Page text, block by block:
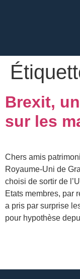
Brexit,
sur les
Chers amis
Royaume-Uni de
choisi de sortir de
Etats membres, par
a pris par surprise
pour hypothèse